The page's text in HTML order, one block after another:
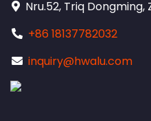
Nru.52, Triq
+86 18137782032
inquiry@hwalu.com